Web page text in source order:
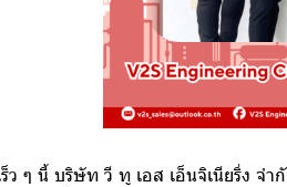
ร็ว ๆ นี้ บริษัท วี ทู เอส เอ็นจิเนียริ่ง จำ